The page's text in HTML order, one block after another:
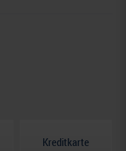
Kreditkarte